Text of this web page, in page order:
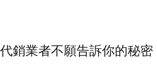
代銷業者不願告訴你的秘密